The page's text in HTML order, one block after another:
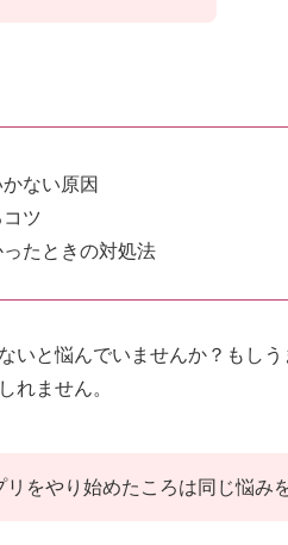
ない原因
ツ
たときの対処法
いと悩んでいませんか？もし
れません。
をやり始めたころは同じ悩み